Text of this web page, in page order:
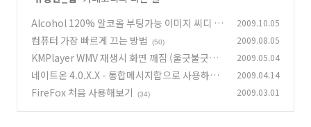
Alcohol 120% 알코올 부팅가능 이미지 씨디 굽
기
(25)
2009.10.05
컴퓨터 가장 빠르게 끄는 방법 (50) 2009.08.05
KMPlayer WMV 재생시 화면 깨짐 (울긋불긋재
생)
(33)
2009.05.04
네이트온 4.0.X.X - 통합메시지함으로 사용하기
(30)
2009.04.14
FireFox 처음 사용해보기 (34) 2009.03.01